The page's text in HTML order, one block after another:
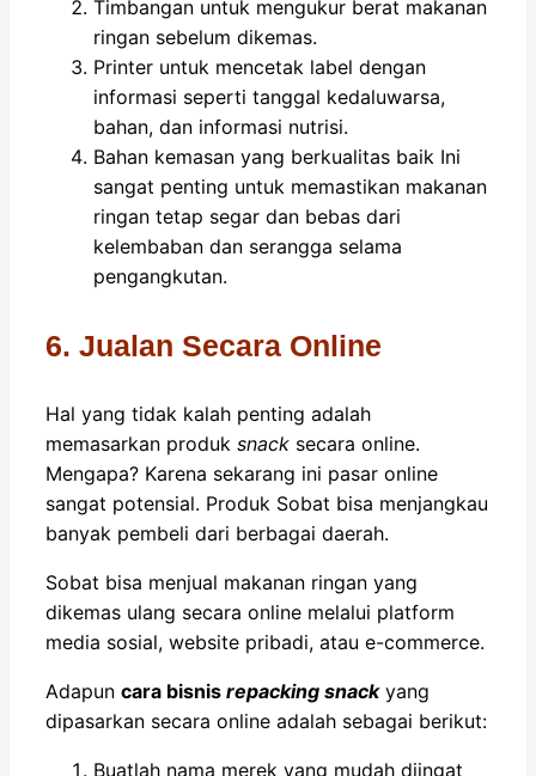
Timbangan untuk mengukur berat makanan
ringan sebelum dikemas.
Printer untuk mencetak label dengan
informasi seperti tanggal kedaluwarsa,
bahan, dan informasi nutrisi.
Bahan kemasan yang berkualitas baik Ini
sangat penting untuk memastikan makanan
ringan tetap segar dan bebas dari
kelembaban dan serangga selama
pengangkutan.
6. Jualan Secara Online
Hal yang tidak kalah penting adalah
memasarkan produk snack secara online.
Mengapa? Karena sekarang ini pasar online
sangat potensial. Produk Sobat bisa menjangkau
banyak pembeli dari berbagai daerah.
Sobat bisa menjual makanan ringan yang
dikemas ulang secara online melalui platform
media sosial, website pribadi, atau e-commerce.
Adapun cara bisnis repacking snackyang
dipasarkan secara online adalah sebagai berikut:
Buatlah nama merek yang mudah diingat